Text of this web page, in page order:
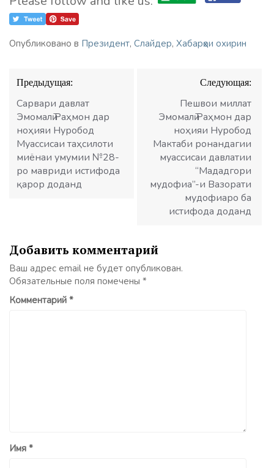
Опубликовано в Президент, Слайдер, Хабарҳои охирин
Навигация
по
записям
Предыдущая:
Сарвари давлат
Эмомалӣ Раҳмон дар
ноҳияи Нуробод
Муассисаи таҳсилоти
миёнаи умумии №28-
ро мавриди истифода
қарор доданд
Следующая:
Пешвои миллат
Эмомалӣ Раҳмон дар
ноҳияи Нуробод
Мактаби ронандагии
муассисаи давлатии
“Мададгори
мудофиа”-и Вазорати
мудофиаро ба
истифода доданд
Добавить комментарий
Ваш адрес email не будет опубликован.
Обязательные поля помечены *
Комментарий *
Имя *